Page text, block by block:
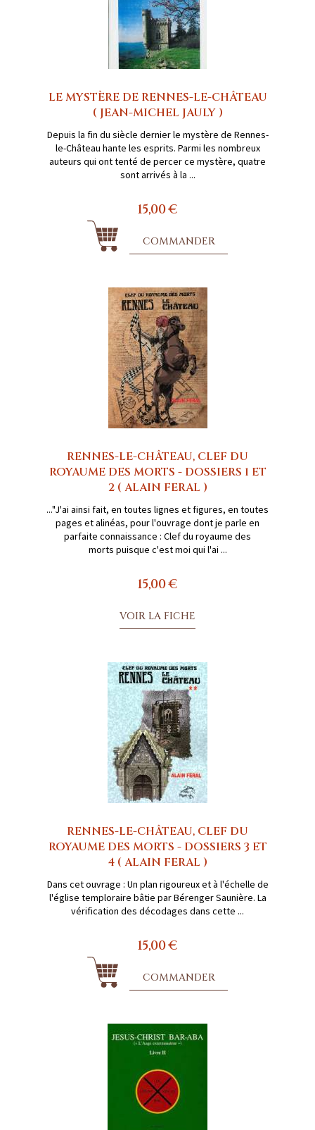
LE MYSTÈRE DE RENNES-LE-CHÂTEAU
( JEAN-MICHEL JAULY )
Depuis la fin du siècle dernier le mystère de Rennes-
le-Château hante les esprits. Parmi les nombreux
auteurs qui ont tenté de percer ce mystère, quatre
sont arrivés à la ...
15,00 €
COMMANDER
RENNES-LE-CHÂTEAU, CLEF DU
ROYAUME DES MORTS - DOSSIERS 1 ET
2 ( ALAIN FERAL )
..."J'ai ainsi fait, en toutes lignes et figures, en toutes
pages et alinéas, pour l'ouvrage dont je parle en
parfaite connaissance : Clef du royaume des
morts puisque c'est moi qui l'ai ...
15,00 €
VOIR LA FICHE
RENNES-LE-CHÂTEAU, CLEF DU
ROYAUME DES MORTS - DOSSIERS 3 ET
4 ( ALAIN FERAL )
Dans cet ouvrage : Un plan rigoureux et à l'échelle de
l'église temploraire bâtie par Bérenger Saunière. La
vérification des décodages dans cette ...
15,00 €
COMMANDER